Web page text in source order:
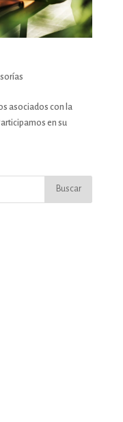
asociados con la
en su